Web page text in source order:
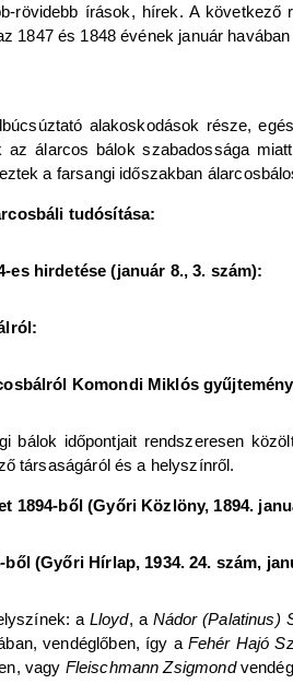
rövidebb írások, hírek. A
1847 és 1848 évének január
alakoskodások része,
álarcos bálok szabadossága
a farsangi időszakban
tudósítása:
es hirdetése (január 8., 3. szám):
Komondi Miklós
bálok időpontjait rendszeresen
társaságáról és a helyszínről.
1894-ből (Győri Közlöny, 1894.
ből (Győri Hírlap, 1934. 24. szám,
a Lloyd, a Nádor (Palatinus)
vendéglőben, így a Fehér Hajó
vagy Fleischmann Zsigmond